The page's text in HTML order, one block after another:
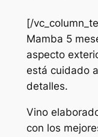
[/
Mamba 5
aspecto
está cuidado
detalles.
Vino
con los